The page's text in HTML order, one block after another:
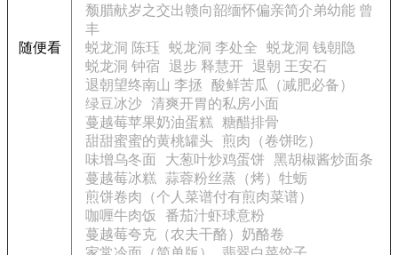
随便看
颓腊献岁之交出赣向韶缅怀偏亲简介弟幼能 曾
丰
蜕龙洞 陈珏
蜕龙洞 李处全
蜕龙洞 钱朝隐
蜕龙洞 钟宿
退步 释慧开
退朝 王安石
退朝望终南山 李拯
酸鲜苦瓜（减肥必备）
绿豆冰沙 清爽开胃的私房小面
蔓越莓苹果奶油蛋糕
糖醋排骨
甜甜蜜蜜的黄桃罐头
煎肉（卷饼吃）
味增乌冬面
大葱叶炒鸡蛋饼
黑胡椒酱炒面条
蔓越莓冰糕
蒜蓉粉丝蒸（烤）牡蛎
煎饼卷肉（个人菜谱付有煎肉菜谱）
咖喱牛肉饭
番茄汁虾球意粉
蔓越莓夸克（农夫干酪）奶酪卷